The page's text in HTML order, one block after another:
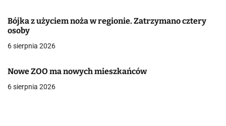
a
w
i
Bójka z użyciem noża w regionie. Zatrzymano cztery
osoby
6 sierpnia 2026
Nowe ZOO ma nowych mieszkańców
6 sierpnia 2026